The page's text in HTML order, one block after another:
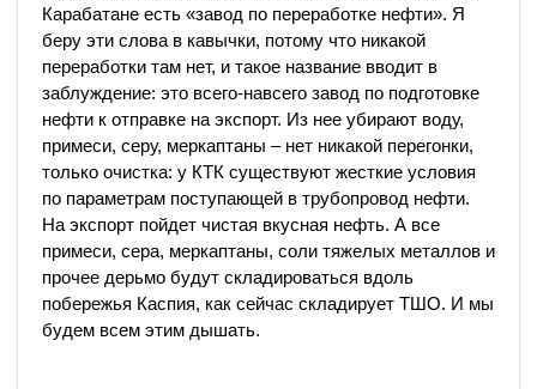
Карабатане есть «завод по переработке нефти». Я
беру эти слова в кавычки, потому что никакой
переработки там нет, и такое название вводит в
заблуждение: это всего-навсего завод по подготовке
нефти к отправке на экспорт. Из нее убирают воду,
примеси, серу, меркаптаны – нет никакой перегонки,
только очистка: у КТК существуют жесткие условия
по параметрам поступающей в трубопровод нефти.
На экспорт пойдет чистая вкусная нефть. А все
примеси, сера, меркаптаны, соли тяжелых металлов и
прочее дерьмо будут складироваться вдоль
побережья Каспия, как сейчас складирует ТШО. И мы
будем всем этим дышать.